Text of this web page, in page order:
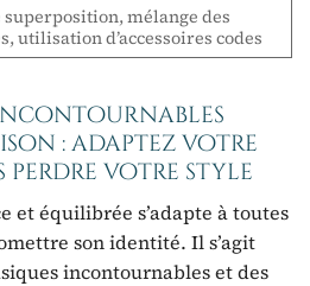
superposition, mélange des
utilisation d’accessoires codes
incontournables
: adaptez votre
perdre votre style
et équilibrée s’adapte à toutes
son identité. Il s’agit
incontournables et des